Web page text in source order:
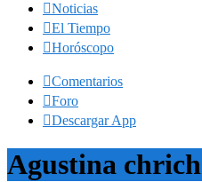
Noticias
El Tiempo
Horóscopo
Comentarios
Foro
Descargar App
Agustina chrich